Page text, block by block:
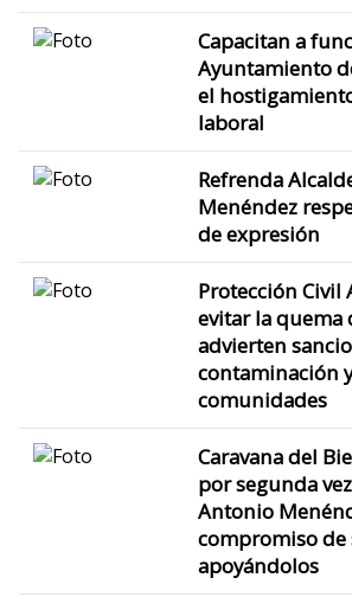
Capacitan a
Ayuntamiento
el
laboral
Refrenda
Menéndez
de expresión
Protección Civil
evitar la quema
advierten
contaminación
comunidades
Caravana del
por segunda
Antonio
compromiso de
apoyándolos